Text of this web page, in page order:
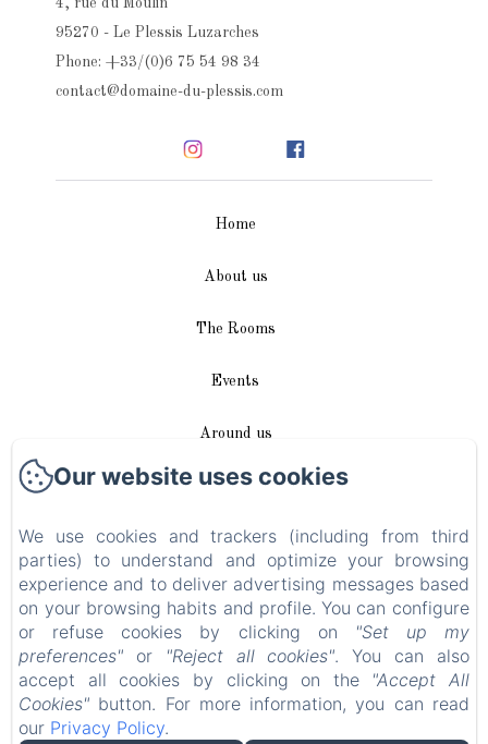
4, rue du Moulin
95270 - Le Plessis Luzarches
Phone: +33/(0)6 75 54 98 34
contact@domaine-du-plessis.com
Home
About us
The Rooms
Events
Around us
Access / Contact
Plan du site
Blog
Legal notice
EN FR DE
Our website uses cookies
We use cookies and trackers (including from third
parties) to understand and optimize your browsing
experience and to deliver advertising messages based
on your browsing habits and profile. You can configure
or refuse cookies by clicking on
"Set up my
preferences" or "Reject all cookies". You can also
accept all cookies by clicking on the "Accept All
Cookies" button. For more information, you can read
our Privacy Policy.